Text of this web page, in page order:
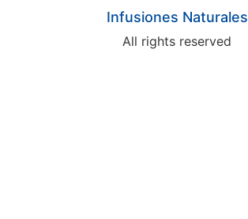
Infusiones Naturales
All rights reserved